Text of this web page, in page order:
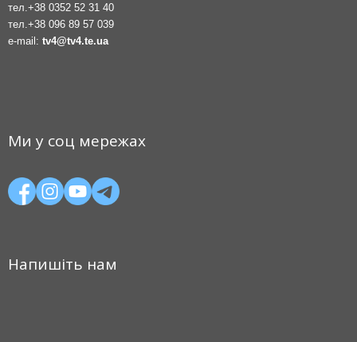
тел. +38 0352 52 31 40
тел. +38 096 89 57 039
e-mail: tv4@tv4.te.ua
Ми у соц мережах
Напишіть нам